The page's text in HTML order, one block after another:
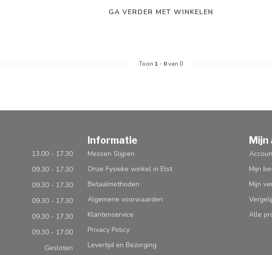
GA VERDER MET WINKELEN
Toon 1 - 0van 0
13.00 - 17.30
09.30 - 17.30
09.30 - 17.30
09.30 - 17.30
09.30 - 17.30
09.30 - 17.00
Gesloten
Informatie
Messen Slijpen
Onze Fysieke winkel in Elst
Betaalmethoden
Algemene voorwaarden
Klantenservice
Privacy Policy
Levertijd en Bezorging
Mijn
Mijn
Mijn
Alle